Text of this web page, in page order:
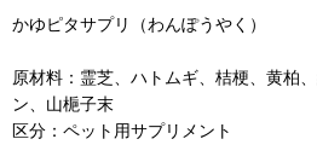
かゆピタサプリ（わんぽうやく）
原材料：霊芝、ハトムギ、桔梗、黄柏
ン、山梔子末
区分：ペット用サプリメント